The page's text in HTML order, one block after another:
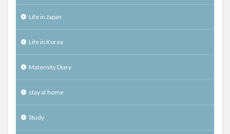
Life in Japan
Life in Korea
Maternity Diary
stay at home
Study